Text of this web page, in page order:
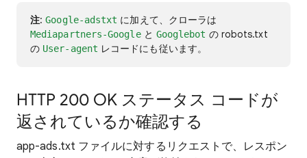
注:Google-adstxt に加えて、クローラは
Mediapartners-Googleと Googlebot の robots.txt
の User-agent レコードにも従います。
HTTP 200 OK ステータス コードが
返されているか確認する
app-ads.txt ファイルに対するリクエストで、レスポン